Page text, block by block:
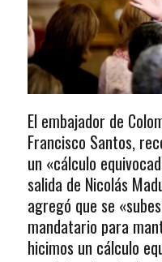
El embajador de
Francisco Santos,
un «cálculo
salida de Nicolás
agregó que se
mandatario para
hicimos un cálculo